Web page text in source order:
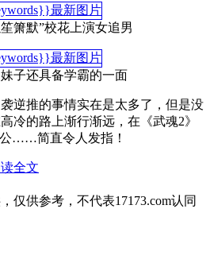
箫默”校花上演女追男
子还具备学霸的一面
逆推的事情实在是太多了，但是没
冷的路上渐行渐远，在《武魂2》
……简直令人发指！
全文
仅供参考，不代表17173.com认同